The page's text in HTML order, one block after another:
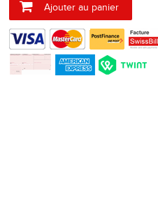
Ajouter au panier